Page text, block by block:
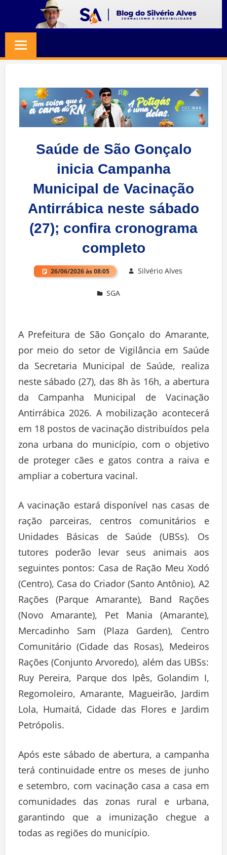
content
SILVERIO
ALVES
Jornalismo
Credibilidade
Saúde de São Gonçalo
inicia Campanha
Municipal de Vacinação
Antirrábica neste sábado
(27); confira cronograma
completo
26/06/2026 às 08:05 Silvério Alves
SGA
A Prefeitura de São Gonçalo do Amarante,
por meio do setor de Vigilância em Saúde
da Secretaria Municipal de Saúde, realiza
neste sábado (27), das 8h às 16h, a abertura
da Campanha Municipal de Vacinação
Antirrábica 2026. A mobilização acontecerá
em 18 postos de vacinação distribuídos pela
zona urbana do município, com o objetivo
de proteger cães e gatos contra a raiva e
ampliar a cobertura vacinal.
A vacinação estará disponível nas casas de
ração parceiras, centros comunitários e
Unidades Básicas de Saúde (UBSs). Os
tutores poderão levar seus animais aos
seguintes pontos: Casa de Ração Meu Xodó
(Centro), Casa do Criador (Santo Antônio), A2
Rações (Parque Amarante), Band Rações
(Novo Amarante), Pet Mania (Amarante),
Mercadinho Sam (Plaza Garden), Centro
Comunitário (Cidade das Rosas), Medeiros
Rações (Conjunto Arvoredo), além das UBSs:
Ruy Pereira, Parque dos Ipês, Golandim I,
Regomoleiro, Amarante, Magueirão, Jardim
Lola, Humaitá, Cidade das Flores e Jardim
Petrópolis.
Após este sábado de abertura, a campanha
terá continuidade entre os meses de junho
e setembro, com vacinação casa a casa em
comunidades das zonas rural e urbana,
garantindo que a imunização chegue a
todas as regiões do município.